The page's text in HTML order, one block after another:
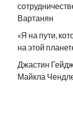
Вартанян
«Я на пути,
на этой
Джастин
Майкла